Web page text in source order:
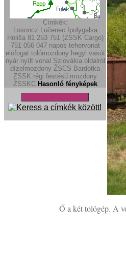
Címkék:
Losoncz Lučenec
Ipolygalsa
Holiša 81 253 751 (ZSSK Cargo)
751 056 047 napos tehervonat
elofogat tolómozdony hegyi vasút
nyár nyílt vonal Szlovákia oldalról
dízelmozdony ŽSCS Bardotka
ZSSK régi festésű mozdony
ŽSSKC Hasonló fényképek
Ő a két tológép. A